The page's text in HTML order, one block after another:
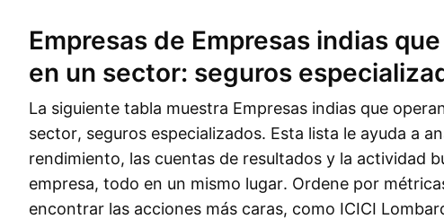
Empresas de Empresas indias que operan
en un sector: seguros
La siguiente tabla muestra Empresas indias que
sector, seguros especializados. Esta lista le ayuda a
rendimiento, las cuentas de resultados y la actividad
empresa, todo en un mismo lugar. Ordene por
encontrar las acciones más caras, como ICICI